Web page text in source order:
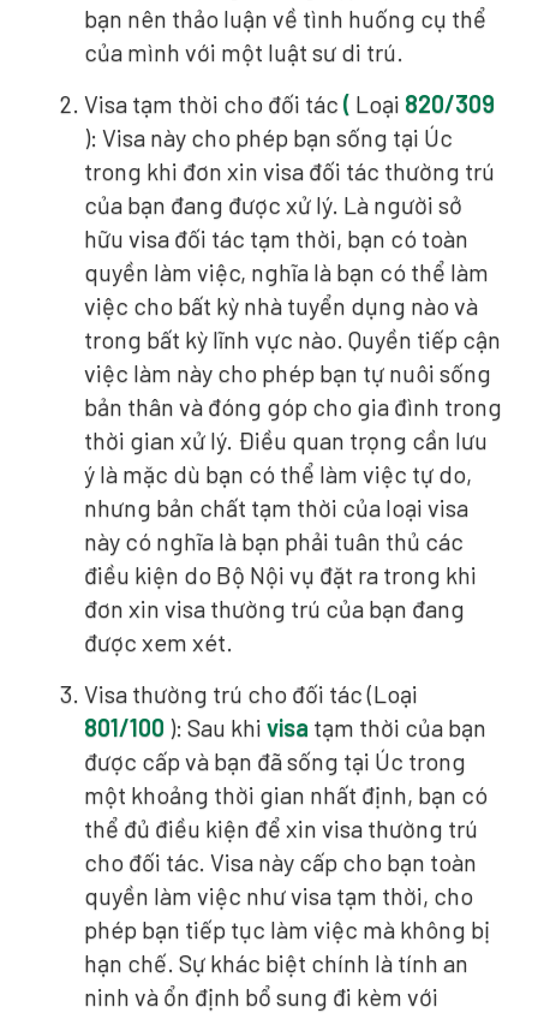
bạn nên thảo luận về tình huống cụ thể
của mình với một luật sư di trú.
Visa tạm thời cho đối tác ( Loại 820/309
): Visa này cho phép bạn sống tại Úc
trong khi đơn xin visa đối tác thường trú
của bạn đang được xử lý. Là người sở
hữu visa đối tác tạm thời, bạn có toàn
quyền làm việc, nghĩa là bạn có thể làm
việc cho bất kỳ nhà tuyển dụng nào và
trong bất kỳ lĩnh vực nào. Quyền tiếp cận
việc làm này cho phép bạn tự nuôi sống
bản thân và đóng góp cho gia đình trong
thời gian xử lý. Điều quan trọng cần lưu
ý là mặc dù bạn có thể làm việc tự do,
nhưng bản chất tạm thời của loại visa
này có nghĩa là bạn phải tuân thủ các
điều kiện do Bộ Nội vụ đặt ra trong khi
đơn xin visa thường trú của bạn đang
được xem xét.
Visa thường trú cho đối tác (Loại
801/100 ): Sau khi visa tạm thời của bạn
được cấp và bạn đã sống tại Úc trong
một khoảng thời gian nhất định, bạn có
thể đủ điều kiện để xin visa thường trú
cho đối tác. Visa này cấp cho bạn toàn
quyền làm việc như visa tạm thời, cho
phép bạn tiếp tục làm việc mà không bị
hạn chế. Sự khác biệt chính là tính an
ninh và ổn định bổ sung đi kèm với